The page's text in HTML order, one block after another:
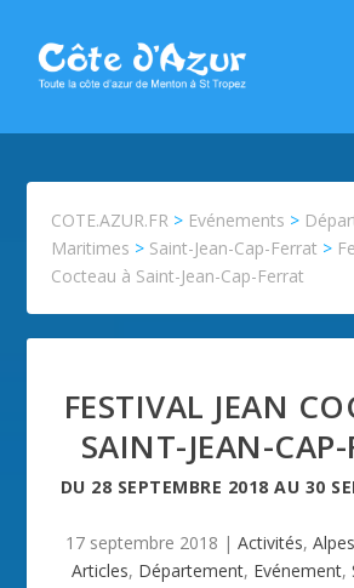
COTE.AZUR.FR > Evénements >
Maritimes > Saint-Jean-Cap-Ferrat >
Cocteau à Saint-Jean-Cap-Ferrat
FESTIVAL JEAN
SAINT-JEAN-CAP-
DU 28 SEPTEMBRE 2018 AU 30
17 septembre 2018 | Activités,
Articles, Département, Evénement,